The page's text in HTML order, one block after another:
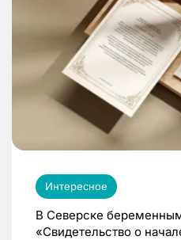
Интересное
В Северске
«Свидетельство о